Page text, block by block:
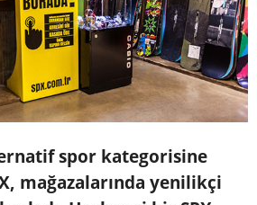
spor kategorisine
mağazalarında yenilikçi